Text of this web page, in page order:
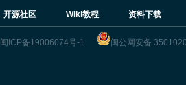
开源社区 Wiki教程 资料下载
闽ICP备19006074号-1 闽公网安备